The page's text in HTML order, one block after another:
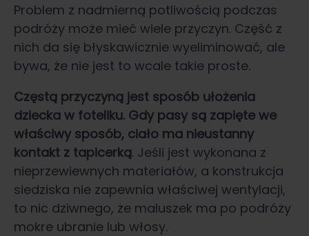
Problem z nadmierną potliwością podczas
podróży może mieć wiele przyczyn. Część z
nich da się błyskawicznie wyeliminować, ale
bywa, że nie jest to wcale takie proste.
Częstą przyczyną jest sposób ułożenia
dziecka w foteliku. Gdy pasy są zapięte we
właściwy sposób, ciało ma nieustanny
kontakt z tapicerką. Jeśli jest wykonana z
nieprzewiewnych materiałów, a konstrukcja
siedziska nie zapewnia właściwej wentylacji,
to nic dziwnego, że maluszek ma po podróży
mokre ubranie lub włosy.